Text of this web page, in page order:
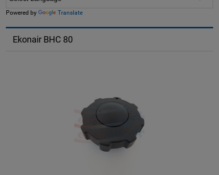
Powered by Translate
Ekonair BHC 80